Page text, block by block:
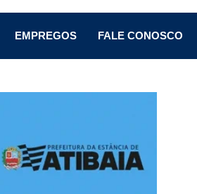
EMPREGOS FALE CONOSCO